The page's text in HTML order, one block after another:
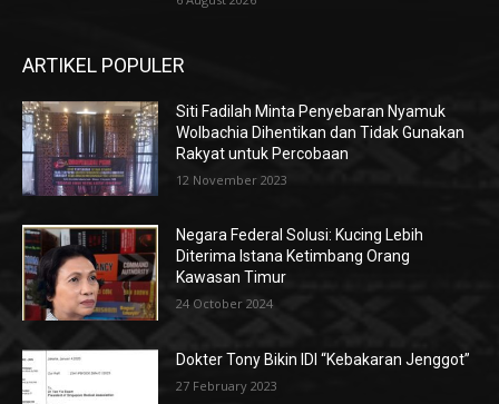
ARTIKEL POPULER
Siti Fadilah Minta Penyebaran Nyamuk
Wolbachia Dihentikan dan Tidak Gunakan
Rakyat untuk Percobaan
12 November 2023
Negara Federal Solusi: Kucing Lebih
Diterima Istana Ketimbang Orang
Kawasan Timur
24 October 2024
Dokter Tony Bikin IDI “Kebakaran Jenggot”
27 February 2023